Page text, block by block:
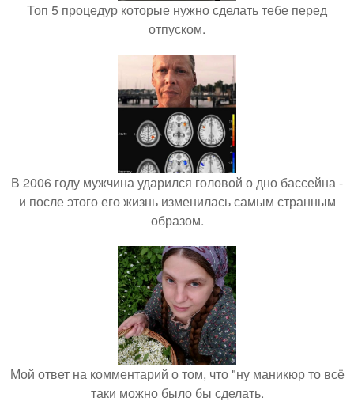
Топ 5 процедур которые нужно сделать тебе перед
отпуском.
В 2006 году мужчина ударился головой о дно бассейна -
и после этого его жизнь изменилась самым странным
образом.
Мой ответ на комментарий о том, что "ну маникюр то всё
таки можно было бы сделать.